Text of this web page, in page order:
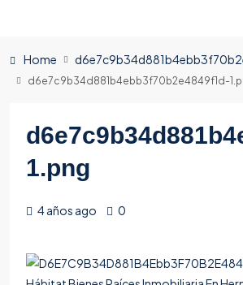
Home
d6e7c9b34d881b4ebb3f70b2e4849f1d-
1.png
4 años ago 0